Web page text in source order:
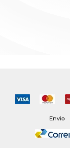
Envio